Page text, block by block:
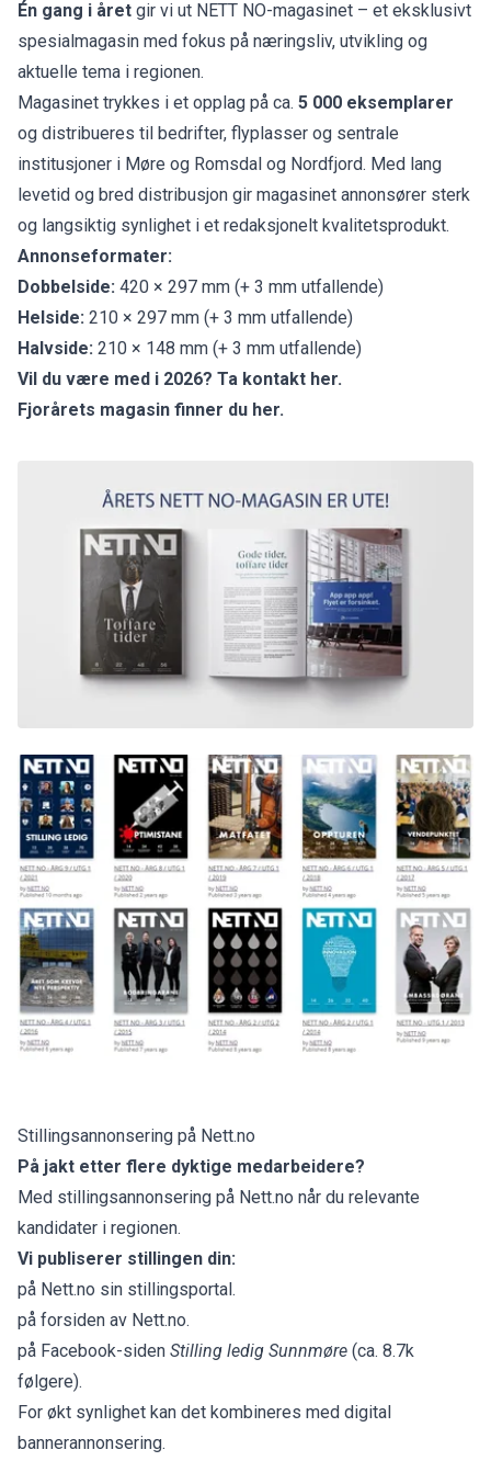
Én gang i året gir vi ut NETT NO-magasinet – et eksklusivt
spesialmagasin med fokus på næringsliv, utvikling og
aktuelle tema i regionen.
Magasinet trykkes i et opplag på ca. 5 000 eksemplarer
og distribueres til bedrifter, flyplasser og sentrale
institusjoner i Møre og Romsdal og Nordfjord. Med lang
levetid og bred distribusjon gir magasinet annonsører sterk
og langsiktig synlighet i et redaksjonelt kvalitetsprodukt.
Annonseformater:
Dobbelside: 420 × 297 mm (+ 3 mm utfallende)
Helside: 210 × 297 mm (+ 3 mm utfallende)
Halvside: 210 × 148 mm (+ 3 mm utfallende)
Vil du være med i 2026? Ta kontakt her.
Fjorårets magasin finner du her.
Stillingsannonsering på Nett.no
På jakt etter flere dyktige medarbeidere?
Med stillingsannonsering på Nett.no når du relevante
kandidater i regionen.
Vi publiserer stillingen din:
på Nett.no sin stillingsportal.
på forsiden av Nett.no.
på Facebook-siden Stilling ledig Sunnmøre (ca. 8.7k
følgere).
For økt synlighet kan det kombineres med digital
bannerannonsering.